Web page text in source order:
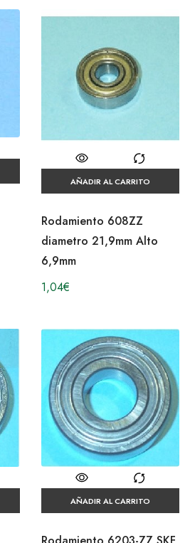
AÑADIR AL CARRITO
Rodamiento 608ZZ
diametro 21,9mm Alto
6,9mm
1,04€
AÑADIR AL CARRITO